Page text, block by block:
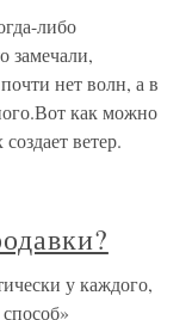
либо
замечали,
нет волн, а в
как можно
ветер.
у каждого,